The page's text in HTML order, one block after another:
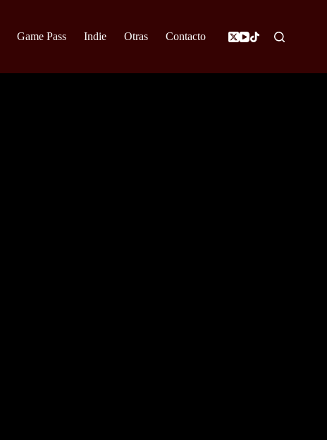
Game Pass Indie Otras Contacto